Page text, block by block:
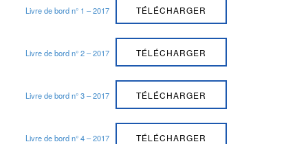
Livre de bord n° 1 – 2017 TÉLÉCHARGER
Livre de bord n° 2 – 2017 TÉLÉCHARGER
Livre de bord n° 3 – 2017 TÉLÉCHARGER
Livre de bord n° 4 – 2017 TÉLÉCHARGER